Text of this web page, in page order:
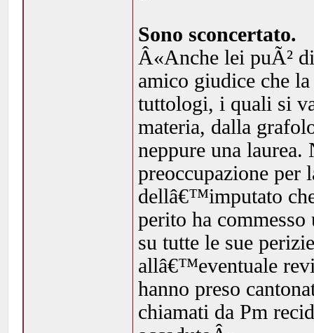
Sono sconcertato.
Â«Anche lei puÃ²
amico giudice che
tuttologi, i quali si
materia, dalla
neppure una laurea.
preoccupazione per
dellâ€™imputato
perito ha
su tutte le sue
allâ€™eventuale
hanno preso
chiamati da Pm